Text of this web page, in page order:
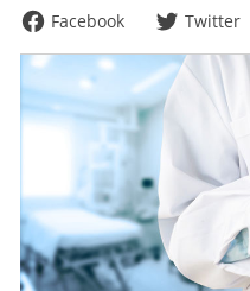
Facebook
Twitter